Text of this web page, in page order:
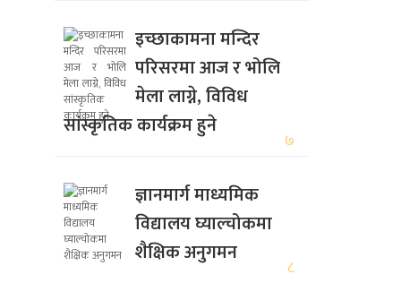
इच्छाकामना मन्दिर
परिसरमा आज र भोलि
मेला लाग्ने, विविध
सांस्कृतिक कार्यक्रम हुने
७
ज्ञानमार्ग माध्यमिक
विद्यालय घ्याल्चोकमा
शैक्षिक अनुगमन
८